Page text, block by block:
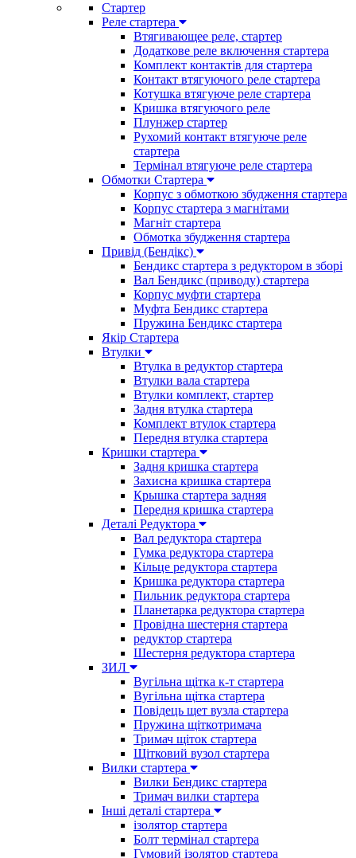
Стартер
Реле стартера
Втягивающее реле, стартер
Додаткове реле включення стартера
Комплект контактів для стартера
Контакт втягуючого реле стартера
Котушка втягуюче реле стартера
Кришка втягуючого реле
Плунжер стартер
Рухомий контакт втягуюче реле
стартера
Термінал втягуюче реле стартера
Обмотки Стартера
Корпус з обмоткою збудження стартера
Корпус стартера з магнітами
Магніт стартера
Обмотка збудження стартера
Привід (Бендікс)
Бендикс стартера з редуктором в зборі
Вал Бендикс (приводу) стартера
Корпус муфти стартера
Муфта Бендикс стартера
Пружина Бендикс стартера
Якір Стартера
Втулки
Втулка в редуктор стартера
Втулки вала стартера
Втулки комплект, стартер
Задня втулка стартера
Комплект втулок стартера
Передня втулка стартера
Кришки стартера
Задня кришка стартера
Захисна кришка стартера
Крышка стартера задняя
Передня кришка стартера
Деталі Редуктора
Вал редуктора стартера
Гумка редуктора стартера
Кільце редуктора стартера
Кришка редуктора стартера
Пильник редуктора стартера
Планетарка редуктора стартера
Провідна шестерня стартера
редуктор стартера
Шестерня редуктора стартера
ЗИЛ
Вугільна щітка к-т стартера
Вугільна щітка стартера
Повідець щет вузла стартера
Пружина щіткотримача
Тримач щіток стартера
Щітковий вузол стартера
Вилки стартера
Вилки Бендикс стартера
Тримач вилки стартера
Інші деталі стартера
ізолятор стартера
Болт термінал стартера
Гумовий ізолятор стартера